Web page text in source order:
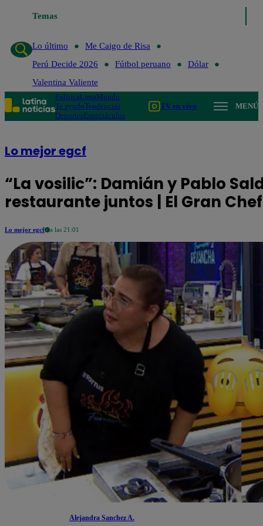
Temas
Lo último
Lo último
Me Caigo de Risa
Perú Decide 2026
Fútbol peruano
Dólar
Valentina Valiente
PolíticaLimaMundo
Te ayudoTendencias
DeportesEspectáculos
TV en vivo MENÚ
Lo mejor egcf
“La vosilic”: Damián y Pablo
restaurante juntos | El Gran
Lo mejor egcf a las 21:01
Alejandra Sanchez A.